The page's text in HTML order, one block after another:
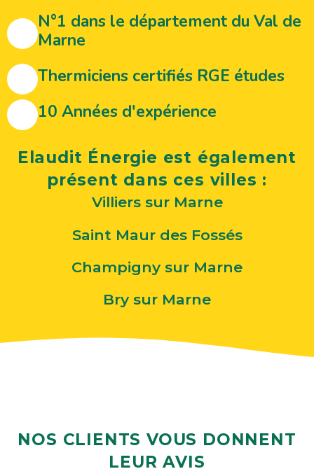
N°1 dans le département du Val de
Marne
Thermiciens certifiés RGE études
10 Années d'expérience
Elaudit Énergie est également
présent dans ces villes :
Villiers sur Marne
Saint Maur des Fossés
Champigny sur Marne
Bry sur Marne
NOS CLIENTS VOUS DONNENT
LEUR AVIS